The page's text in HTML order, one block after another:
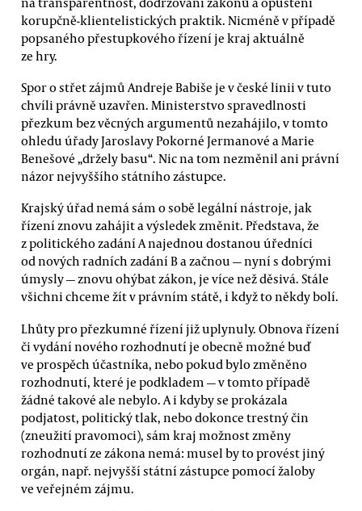
korupčně-klientelistických praktik. Nicméně v případě
popsaného přestupkového řízení je kraj aktuálně
ze hry.
Spor o střet zájmů Andreje Babiše je v české linii v tuto
chvíli právně uzavřen. Ministerstvo spravedlnosti
přezkum bez věcných argumentů nezahájilo, v tomto
ohledu úřady Jaroslavy Pokorné Jermanové a Marie
Benešové „držely basu“. Nic na tom nezměnil ani právní
názor nejvyššího státního zástupce.
Krajský úřad nemá sám o sobě legální nástroje, jak
řízení znovu zahájit a výsledek změnit. Představa, že
z politického zadání A najednou dostanou úředníci
od nových radních zadání B a začnou — nyní s dobrými
úmysly — znovu ohýbat zákon, je více než děsivá. Stále
všichni chceme žít v právním státě, i když to někdy bolí.
Lhůty pro přezkumné řízení již uplynuly. Obnova řízení
či vydání nového rozhodnutí je obecně možné buď
ve prospěch účastníka, nebo pokud bylo změněno
rozhodnutí, které je podkladem — v tomto případě
žádné takové ale nebylo. A i kdyby se prokázala
podjatost, politický tlak, nebo dokonce trestný čin
(zneužití pravomoci), sám kraj možnost změny
rozhodnutí ze zákona nemá: musel by to provést jiný
orgán, např. nejvyšší státní zástupce pomocí žaloby
ve veřejném zájmu.